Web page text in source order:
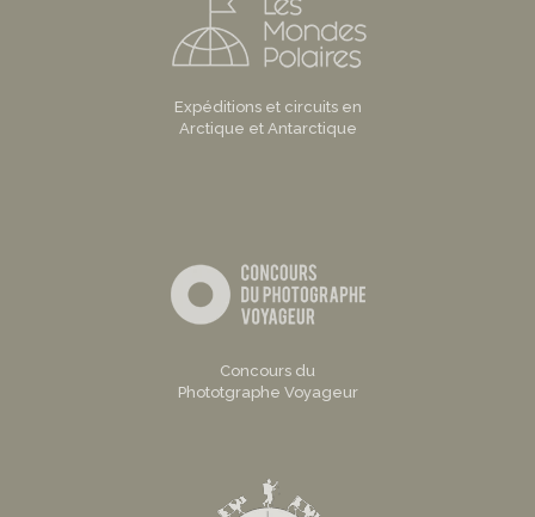
Expéditions et circuits en
Arctique et Antarctique
Concours du
Phototgraphe Voyageur